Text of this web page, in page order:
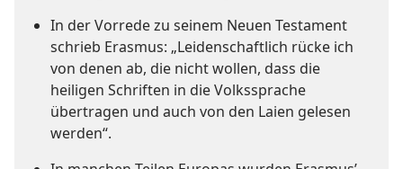
In der Vorrede zu seinem Neuen Testament
schrieb Erasmus: „Leidenschaftlich rücke ich
von denen ab, die nicht wollen, dass die
heiligen Schriften in die Volkssprache
übertragen und auch von den Laien gelesen
werden“.